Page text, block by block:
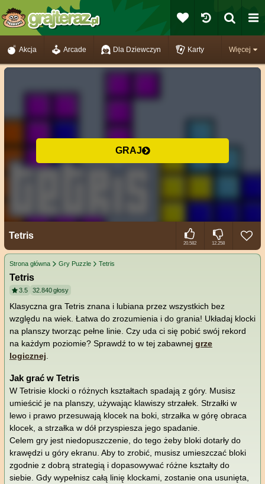
Więcej
Akcja Arcade Dla Dziewczyn Karty
GRAJ
Tetris
20.582 12.258
Strona główna Gry Puzzle Tetris
Tetris
3.5 32.840głosy
Klasyczna gra Tetris znana i lubiana przez wszystkich bez
względu na wiek. Łatwa do zrozumienia i do grania! Układaj klocki
na planszy tworząc pełne linie. Czy uda ci się pobić swój rekord
na każdym poziomie? Sprawdź to w tej zabawnej grze
logicznej.
Jak grać w Tetris
W Tetrisie klocki o różnych kształtach spadają z góry. Musisz
umieścić je na planszy, używając klawiszy strzałek. Strzałki w
lewo i prawo przesuwają klocek na boki, strzałka w górę obraca
klocek, a strzałka w dół przyspiesza jego spadanie.
Celem gry jest niedopuszczenie, do tego żeby bloki dotarły do
krawędzi u góry ekranu. Aby to zrobić, musisz umieszczać bloki
zgodnie z dobrą strategią i dopasowywać różne kształty do
siebie. Gdy wypełnisz całą linię klockami, zostanie ona usunięta,